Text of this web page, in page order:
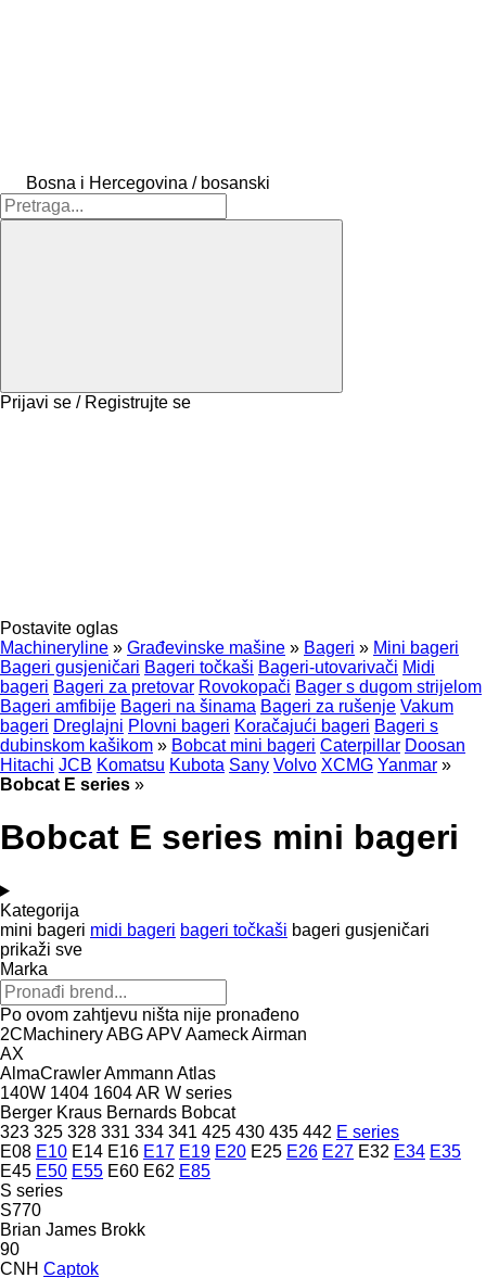
Bosna i Hercegovina / bosanski
Prijavi se / Registrujte se
Postavite oglas
Machineryline » Građevinske mašine » Bageri » Mini bageri
Bageri gusjeničari Bageri točkaši Bageri-utovarivači Midi
bageri Bageri za pretovar Rovokopači Bager s dugom strijelom
Bageri amfibije Bageri na šinama Bageri za rušenje Vakum
bageri Dreglajni Plovni bageri Koračajući bageri Bageri s
dubinskom kašikom » Bobcat mini bageri Caterpillar Doosan
Hitachi JCB Komatsu Kubota Sany Volvo XCMG Yanmar »
Bobcat E series »
Bobcat E series mini bageri
Kategorija
mini bageri midi bageri bageri točkaši bageri gusjeničari
prikaži sve
Marka
Po ovom zahtjevu ništa nije pronađeno
2CMachineryABGAPVAameckAirman
AX
AlmaCrawlerAmmann Atlas
140W 1404 1604AR W series
Berger Kraus Bernards Bobcat
323 325 328 331 334 341 425 430 435 442 E series
E08 E10 E14 E16 E17 E19 E20 E25 E26 E27 E32 E34 E35
E45 E50 E55 E60 E62 E85
S series
S770
Brian James Brokk
90
CNH Captok